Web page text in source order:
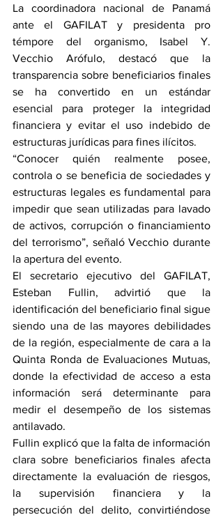
La coordinadora nacional de Panamá
ante el GAFILAT y presidenta pro
témpore del organismo, Isabel Y.
Vecchio Arófulo, destacó que la
transparencia sobre beneficiarios finales
se ha convertido en un estándar
esencial para proteger la integridad
financiera y evitar el uso indebido de
estructuras jurídicas para fines ilícitos.
“Conocer quién realmente posee,
controla o se beneficia de sociedades y
estructuras legales es fundamental para
impedir que sean utilizadas para lavado
de activos, corrupción o financiamiento
del terrorismo”, señaló Vecchio durante
la apertura del evento.
El secretario ejecutivo del GAFILAT,
Esteban Fullin, advirtió que la
identificación del beneficiario final sigue
siendo una de las mayores debilidades
de la región, especialmente de cara a la
Quinta Ronda de Evaluaciones Mutuas,
donde la efectividad de acceso a esta
información será determinante para
medir el desempeño de los sistemas
antilavado.
Fullin explicó que la falta de información
clara sobre beneficiarios finales afecta
directamente la evaluación de riesgos,
la supervisión financiera y la
persecución del delito, convirtiéndose